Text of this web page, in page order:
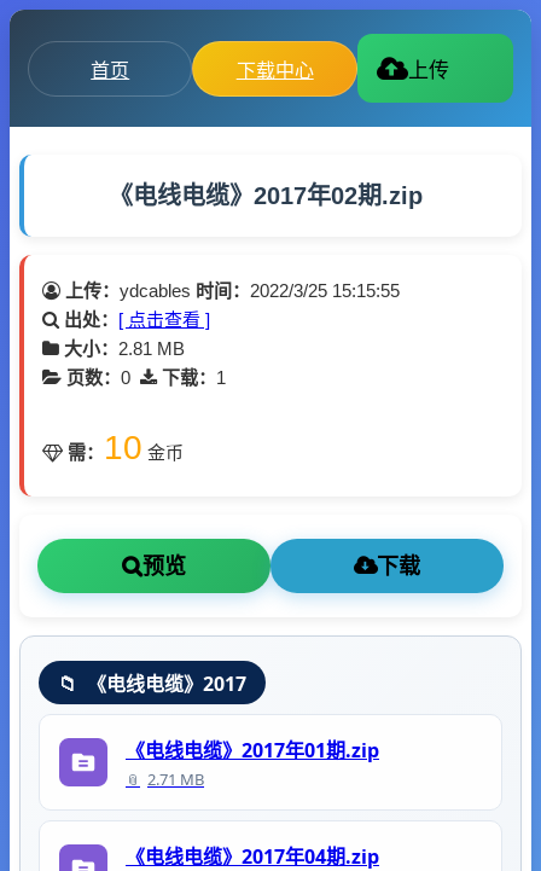
首页 下载中心 上传
《电线电缆》2017年02期.zip
上传： ydcables 时间： 2022/3/25 15:15:55
出处： [ 点击查看 ]
大小： 2.81 MB
页数： 0 下载： 1
需： 10 金币
预览 下载
《电线电缆》2017
《电线电缆》2017年01期.zip
2.71 MB
《电线电缆》2017年04期.zip